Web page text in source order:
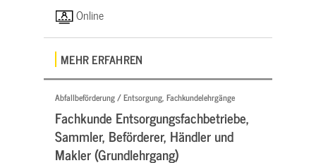
Online
MEHR ERFAHREN
Abfallbeförderung / Entsorgung, Fachkundelehrgänge
Fachkunde Entsorgungsfachbetriebe,
Sammler, Beförderer, Händler und
Makler (Grundlehrgang)